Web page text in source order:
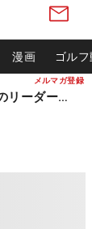
メルマガ登録
漫画 ゴル
松山英樹ら出場 ウィンダム選手権のリーダーボード